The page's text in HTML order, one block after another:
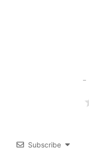
Subscribe